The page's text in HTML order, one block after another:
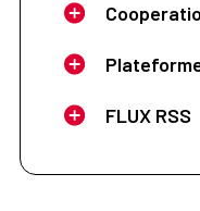
FLUX RSS